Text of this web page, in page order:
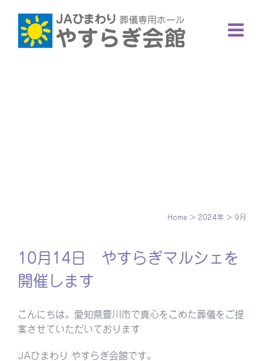
content
Home > 2024年 > 9月
10月14日 やすらぎマルシェを
開催します
こんにちは。愛知県豊川市で真心をこめた葬儀をご提
案させていただいております
JAひまわり やすらぎ会館です。